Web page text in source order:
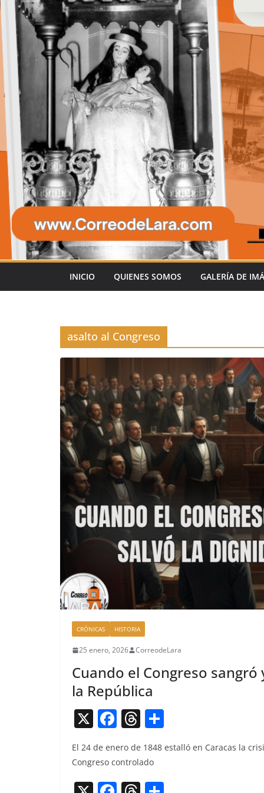
INICIO QUIENES SOMOS GALERÍA DE
asalto al Congreso
CRÓNICAS HISTORIA
25 enero, 2026 CorreodeLara
Cuando el Congreso
la República
X F
c
e
T
re
a
m
El 24 de enero de 1848 estal­ló en Cara­cas la
Con­gre­so controlado